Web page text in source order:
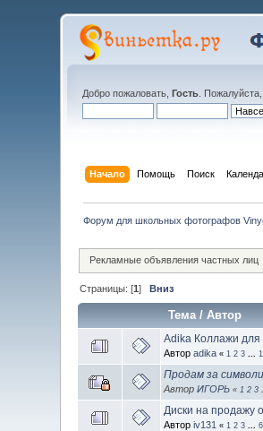
Добро пожаловать,Гость .
Начало Помощь Поиск
Форум для школьных фотографов
Рекламные объявления частных лиц
Страницы: [1]Вниз
Тема /Автор
Adika Коллажи
Авторadika « 1 2 3
Продам за
АвторИГОРЬ « 1 2 3
Диски на продажу
Авторiv131 « 1 2 3 ...6